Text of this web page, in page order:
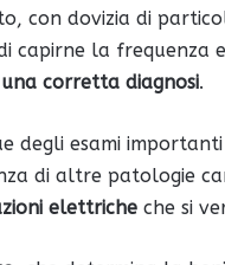
con dovizia di
capirne la frequenza
corretta diagnosi.
degli esami
di altre patologie
elettriche che si